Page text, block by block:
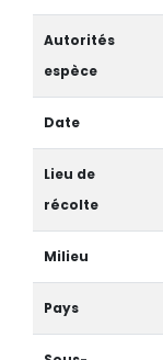
Autorités
espèce
Date
Lieu de
récolte
Milieu
Pays